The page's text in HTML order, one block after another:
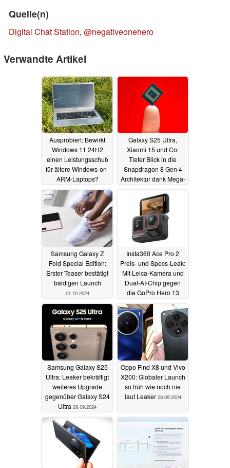
Quelle(n)
Digital Chat Station, @negativeonehero
Verwandte Artikel
Ausprobiert: Bewirkt
Windows 11 24H2
einen Leistungsschub
für ältere Windows-on-
ARM-Laptops?
18.01.2025
Galaxy S25 Ultra,
Xiaomi 15 und Co:
Tiefer Blick in die
Snapdragon 8 Gen 4
Architektur dank Mega-
Samsung Galaxy Z
Fold Special Edition:
Erster Teaser bestätigt
baldigen Launch
01.10.2024
Insta360 Ace Pro 2
Preis- und Specs-Leak:
Mit Leica-Kamera und
Dual-AI-Chip gegen
die GoPro Hero 13
Black Actioncam
29.09.2024
Samsung Galaxy S25
Ultra: Leaker bekräftigt
weiteres Upgrade
gegenüber Galaxy S24
Ultra 29.09.2024
Oppo Find X8 und Vivo
X200: Globaler Launch
so früh wie noch nie
laut Leaker 28.09.2024